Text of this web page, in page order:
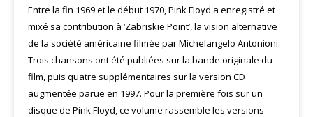
Entre la fin 1969 et le début 1970, Pink Floyd a enregistré et
mixé sa contribution à ‘Zabriskie Point’, la vision alternative
de la société américaine filmée par Michelangelo Antonioni.
Trois chansons ont été publiées sur la bande originale du
film, puis quatre supplémentaires sur la version CD
augmentée parue en 1997. Pour la première fois sur un
disque de Pink Floyd, ce volume rassemble les versions